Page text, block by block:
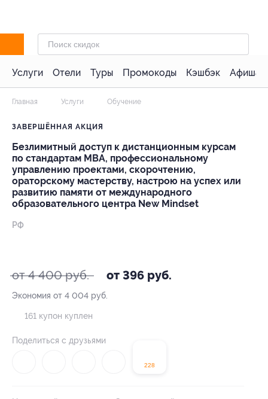
Услуги Отели Туры Промокоды Кэшбэк Афиша
Главная Услуги Обучение
ЗАВЕРШЁННАЯ АКЦИЯ
Безлимитный доступ к дистанционным курсам
по стандартам MBA, профессиональному
управлению проектами, скорочтению,
ораторскому мастерству, настрою на успех или
развитию памяти от международного
образовательного центра New Mindset
РФ
от 4 400 руб. от 396 руб.
Экономия от 4 004 руб.
228
161 купон куплен
Поделиться с друзьями